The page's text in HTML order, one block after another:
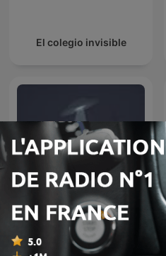
El colegio invisible
Espacio en blanco